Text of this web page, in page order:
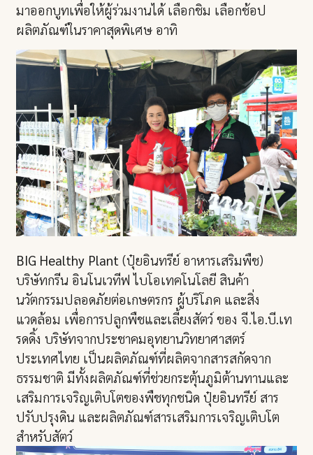
มาออกบูทเพื่อให้ผู้ร่วมงานได้ เลือกชิม เลือกช้อป
ผลิตภัณฑ์ในราคาสุดพิเศษ อาทิ
BIG Healthy Plant (ปุ๋ยอินทรีย์ อาหารเสริมพืช)
บริษัทกรีน อินโนเวทีฟ ไบโอเทคโนโลยี สินค้า
นวัตกรรมปลอดภัยต่อเกษตรกร ผู้บริโภค และสิ่ง
แวดล้อม เพื่อการปลูกพืชและเลี้ยงสัตว์ ของ จี.ไอ.บี.เท
รดดิ้ง บริษัทจากประชาคมอุทยานวิทยาศาสตร์
ประเทศไทย เป็นผลิตภัณฑ์ที่ผลิตจากสารสกัดจาก
ธรรมชาติ มีทั้งผลิตภัณฑ์ที่ช่วยกระตุ้นภูมิต้านทานและ
เสริมการเจริญเติบโตของพืชทุกชนิด ปุ๋ยอินทรีย์ สาร
ปรับปรุงดิน และผลิตภัณฑ์สารเสริมการเจริญเติบโต
สำหรับสัตว์